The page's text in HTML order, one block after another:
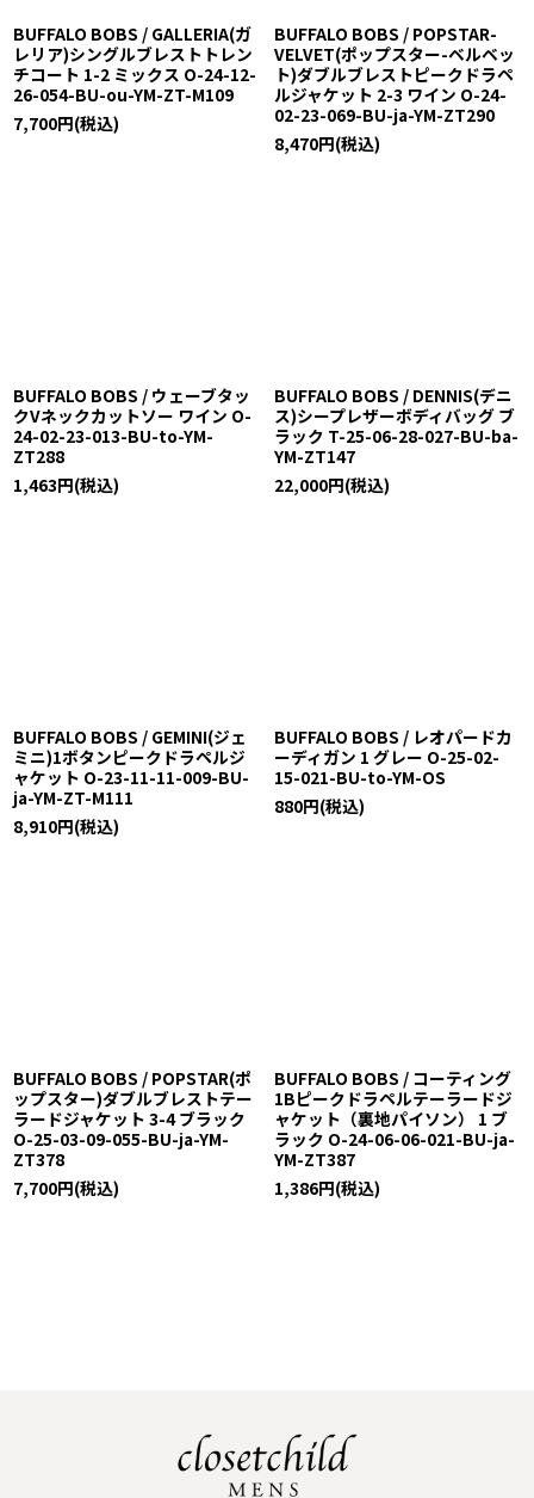
BUFFALO BOBS / GALLERIA(ガ
レリア)シングルブレストトレン
チコート 1-2 ミックス O-24-12-
26-054-BU-ou-YM-ZT-M109
7,700円(税込)
BUFFALO BOBS / POPSTAR-
VELVET(ポップスター-ベルベッ
ト)ダブルブレストピークドラペ
ルジャケット 2-3 ワイン O-24-
02-23-069-BU-ja-YM-ZT290
8,470円(税込)
BUFFALO BOBS / ウェーブタッ
クVネックカットソー ワイン O-
24-02-23-013-BU-to-YM-
ZT288
1,463円(税込)
BUFFALO BOBS / DENNIS(デニ
ス)シープレザーボディバッグ ブ
ラック T-25-06-28-027-BU-ba-
YM-ZT147
22,000円(税込)
BUFFALO BOBS / GEMINI(ジェ
ミニ)1ボタンピークドラペルジ
ャケット O-23-11-11-009-BU-
ja-YM-ZT-M111
8,910円(税込)
BUFFALO BOBS / レオパードカ
ーディガン 1 グレー O-25-02-
15-021-BU-to-YM-OS
880円(税込)
BUFFALO BOBS / POPSTAR(ポ
ップスター)ダブルブレストテー
ラードジャケット 3-4 ブラック
O-25-03-09-055-BU-ja-YM-
ZT378
7,700円(税込)
BUFFALO BOBS / コーティング
1Bピークドラペルテーラードジ
ャケット（裏地パイソン） 1 ブ
ラック O-24-06-06-021-BU-ja-
YM-ZT387
1,386円(税込)